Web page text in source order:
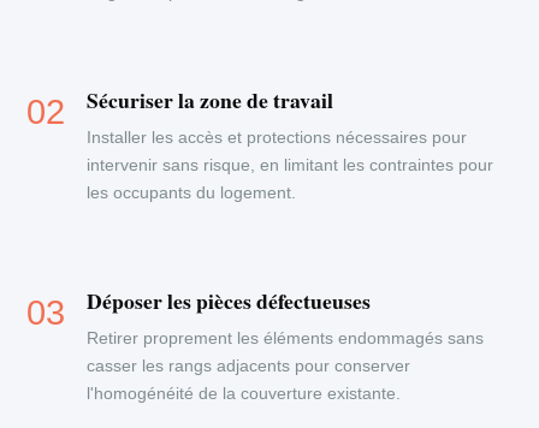
Sécuriser la zone de travail
Installer les accès et protections nécessaires pour
intervenir sans risque, en limitant les contraintes pour
les occupants du logement.
Déposer les pièces défectueuses
Retirer proprement les éléments endommagés sans
casser les rangs adjacents pour conserver
l'homogénéité de la couverture existante.